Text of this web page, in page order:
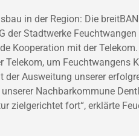
in der Region: Die
der Stadtwerke
Kooperation mit der
um Feuchtwangens
Ausweitung unserer
Nachbarkommune
zielgerichtet fort“, erklärte